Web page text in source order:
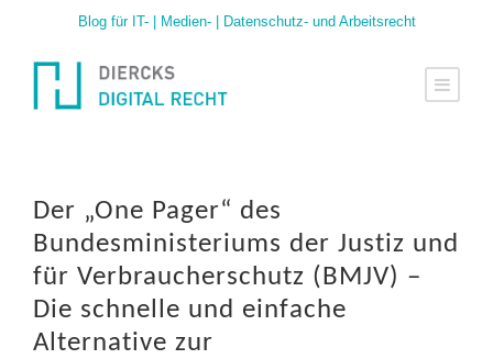
Blog für IT- | Medien- | Datenschutz- und Arbeitsrecht
Der „One Pager“ des
Bundesministeriums der Justiz und
für Verbraucherschutz (BMJV) –
Die schnelle und einfache
Alternative zur